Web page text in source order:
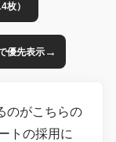
枚）
優先表示→
のがこちらの
トの採用に